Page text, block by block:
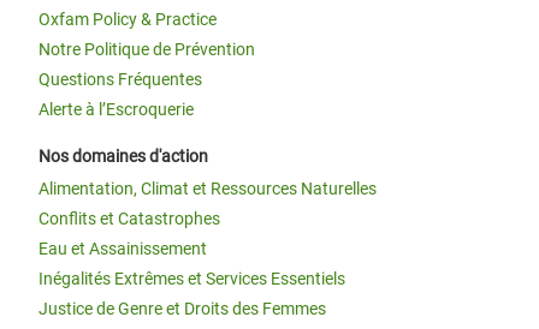
Oxfam Policy & Practice
Notre Politique de Prévention
Questions Fréquentes
Alerte à l’Escroquerie
Nos domaines d'action
Alimentation, Climat et Ressources Naturelles
Conflits et Catastrophes
Eau et Assainissement
Inégalités Extrêmes et Services Essentiels
Justice de Genre et Droits des Femmes